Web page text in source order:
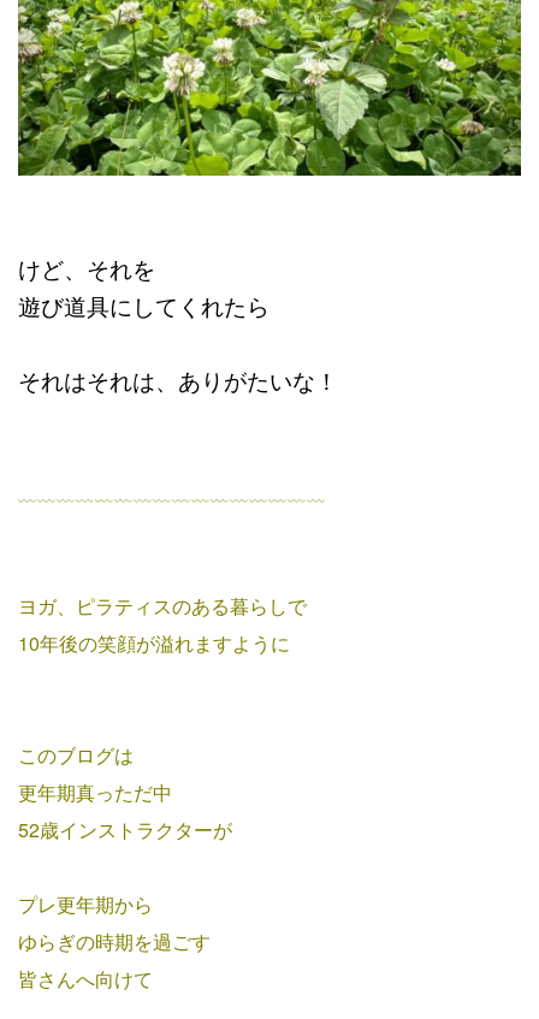
けど、それを
遊び道具にしてくれたら
それはそれは、ありがたいな！
﹏﹏﹏﹏﹏﹏﹏﹏﹏﹏﹏﹏﹏﹏﹏﹏
ヨガ、ピラティスのある暮らしで
10年後の笑顔が溢れますように
このブログは
更年期真っただ中
52歳インストラクターが
プレ更年期から
ゆらぎの時期を過ごす
皆さんへ向けて